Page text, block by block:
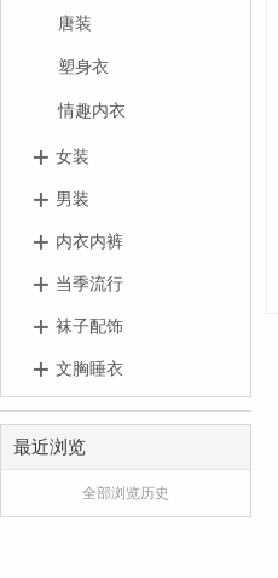
唐装
塑身衣
情趣内衣
女装
男装
内衣内裤
当季流行
袜子配饰
文胸睡衣
最近浏览
全部浏览历史